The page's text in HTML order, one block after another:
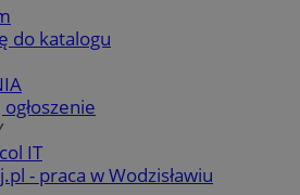
do katalogu
IT
- praca w Wodzisławiu